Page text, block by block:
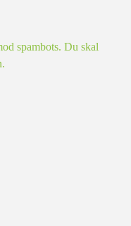
spambots. Du skal